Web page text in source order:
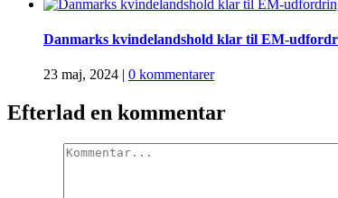
Danmarks kvindelandshold klar til EM-
23 maj, 2024 | 0 kommentarer
Efterlad en kommentar